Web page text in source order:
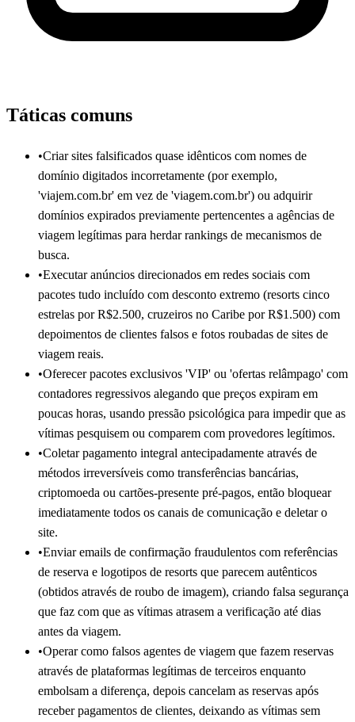
Táticas comuns
•Criar sites falsificados quase idênticos com nomes de
domínio digitados incorretamente (por exemplo,
'viajem.com.br' em vez de 'viagem.com.br') ou adquirir
domínios expirados previamente pertencentes a agências de
viagem legítimas para herdar rankings de mecanismos de
busca.
•Executar anúncios direcionados em redes sociais com
pacotes tudo incluído com desconto extremo (resorts cinco
estrelas por R$2.500, cruzeiros no Caribe por R$1.500) com
depoimentos de clientes falsos e fotos roubadas de sites de
viagem reais.
•Oferecer pacotes exclusivos 'VIP' ou 'ofertas relâmpago' com
contadores regressivos alegando que preços expiram em
poucas horas, usando pressão psicológica para impedir que as
vítimas pesquisem ou comparem com provedores legítimos.
•Coletar pagamento integral antecipadamente através de
métodos irreversíveis como transferências bancárias,
criptomoeda ou cartões-presente pré-pagos, então bloquear
imediatamente todos os canais de comunicação e deletar o
site.
•Enviar emails de confirmação fraudulentos com referências
de reserva e logotipos de resorts que parecem autênticos
(obtidos através de roubo de imagem), criando falsa segurança
que faz com que as vítimas atrasem a verificação até dias
antes da viagem.
•Operar como falsos agentes de viagem que fazem reservas
através de plataformas legítimas de terceiros enquanto
embolsam a diferença, depois cancelam as reservas após
receber pagamentos de clientes, deixando as vítimas sem